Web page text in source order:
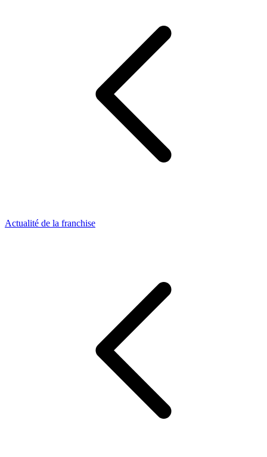
Actualité de la franchise